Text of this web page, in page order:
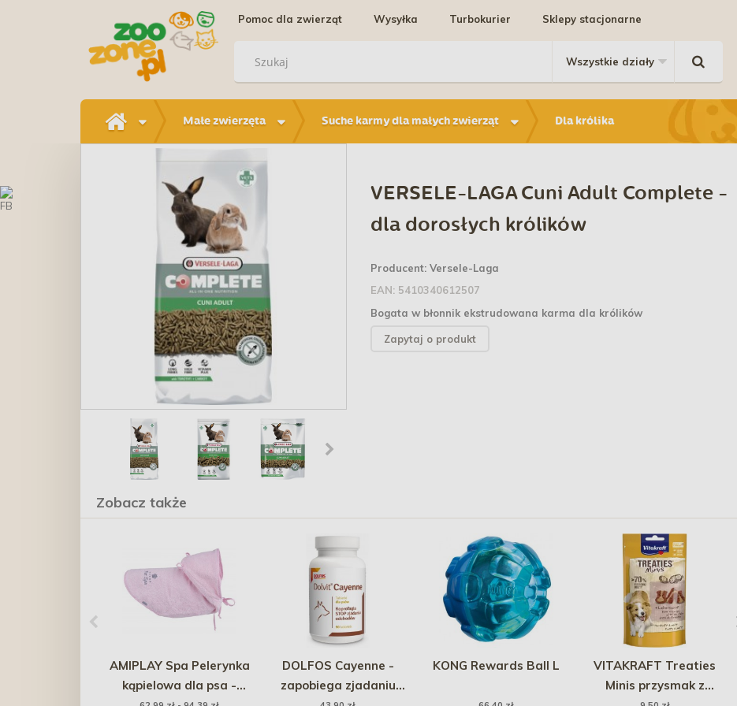
Pomoc dla zwierząt Wysyłka Turbokurier Sklepy stacjonarne
Małe zwierzęta Suche karmy dla małych zwierząt Dla królika
VERSELE-LAGA Cuni Adult Complete -
dla dorosłych królików
Producent:Versele-Laga
EAN: 5410340612507
Bogata w błonnik ekstrudowana karma dla królików
Zapytaj o produkt
Zobacz także
AMIPLAY Spa Pelerynka
kąpielowa dla psa -
DOLFOS Cayenne -
zapobiega zjadaniu
KONG Rewards Ball L
VITAKRAFT Treaties
Minis przysmak z